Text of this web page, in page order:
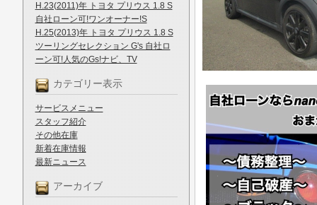
H.23(2011)年 トヨタ プリウス 1.8 S
自社ローン可!ワンオーナー!S
H.25(2013)年 トヨタ プリウス 1.8 S
ツーリングセレクション G's 自社ロ
ーン可!人気のGs!ナビ、TV
カテゴリー表示
サービスメニュー
スタッフ紹介
その他在庫
新着在庫情報
最新ニュース
アーカイブ